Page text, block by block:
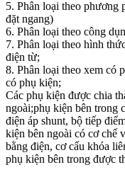
5. Phân loại theo phương
đặt ngang)
6. Phân loại theo công
7. Phân loại theo hình
điện từ;
8. Phân loại theo xem có
có phụ kiện;
Các phụ kiện được chia
ngoài;phụ kiện bên trong
điện áp shunt, bộ tiếp
kiện bên ngoài có cơ chế
bằng điện, cơ cấu khóa
phụ kiện bên trong được